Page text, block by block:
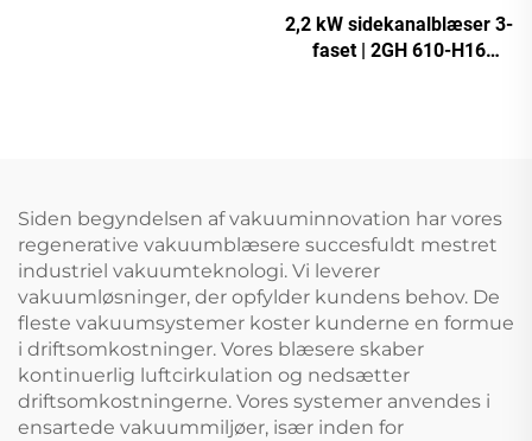
2,2 kW sidekanalblæser 3-
faset | 2GH 610-H16
Siden begyndelsen af vakuuminnovation har vores
regenerative vakuumblæsere succesfuldt mestret
industriel vakuumteknologi. Vi leverer
vakuumløsninger, der opfylder kundens behov. De
fleste vakuumsystemer koster kunderne en formue
i driftsomkostninger. Vores blæsere skaber
kontinuerlig luftcirkulation og nedsætter
driftsomkostningerne. Vores systemer anvendes i
ensartede vakuummiljøer, især inden for